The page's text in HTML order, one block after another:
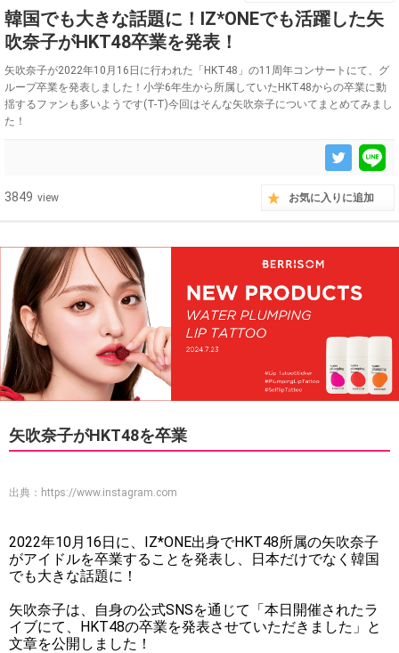
韓国でも大きな話題に！IZ*ONEでも活躍した矢
吹奈子がHKT48卒業を発表！
矢吹奈子が2022年10月16日に行われた「HKT48」の11周年コンサートにて、グ
ループ卒業を発表しました！小学6年生から所属していたHKT48からの卒業に動
揺するファンも多いようです(T-T)今回はそんな矢吹奈子についてまとめてみまし
た！
3849 view お気に入りに追加
矢吹奈子がHKT48を卒業
出典： https://www.instagram.com
2022年10月16日に、IZ*ONE出身でHKT48所属の矢吹奈子
がアイドルを卒業することを発表し、日本だけでなく韓国
でも大きな話題に！
矢吹奈子は、自身の公式SNSを通じて「本日開催されたラ
イブにて、HKT48の卒業を発表させていただきました」と
文章を公開しました！